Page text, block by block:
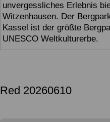
unvergessliches Erlebnis
Witzenhausen. Der
Kassel ist der größte
UNESCO Weltkulturerbe.
Red 20260610